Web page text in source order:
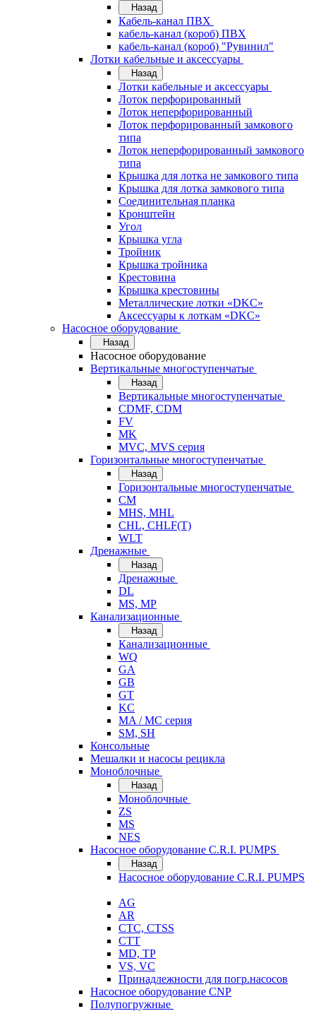
Назад
Кабель-канал ПВХ
кабель-канал (короб) ПВХ
кабель-канал (короб) "Рувинил"
Лотки кабельные и аксессуары
Назад
Лотки кабельные и аксессуары
Лоток перфорированный
Лоток неперфорированный
Лоток перфорированный замкового
типа
Лоток неперфорированный замкового
типа
Крышка для лотка не замкового типа
Крышка для лотка замкового типа
Соединительная планка
Кронштейн
Угол
Крышка угла
Тройник
Крышка тройника
Крестовина
Крышка крестовины
Металлические лотки «DKC»
Аксессуары к лоткам «DKC»
Насосное оборудование
Назад
Насосное оборудование
Вертикальные многоступенчатые
Назад
Вертикальные многоступенчатые
CDMF, CDM
FV
MK
MVC, MVS серия
Горизонтальные многоступенчатые
Назад
Горизонтальные многоступенчатые
CM
MHS, MHL
CHL, CHLF(T)
WLT
Дренажные
Назад
Дренажные
DL
MS, MP
Канализационные
Назад
Канализационные
WQ
GA
GB
GT
KC
MA / MC серия
SM, SH
Консольные
Мешалки и насосы рецикла
Моноблочные
Назад
Моноблочные
ZS
MS
NES
Насосное оборудование C.R.I. PUMPS
Назад
Насосное оборудование C.R.I. PUMPS
AG
AR
CTC, CTSS
CTT
MD, TP
VS, VC
Принадлежности для погр.насосов
Насосное оборудование CNP
Полупогружные